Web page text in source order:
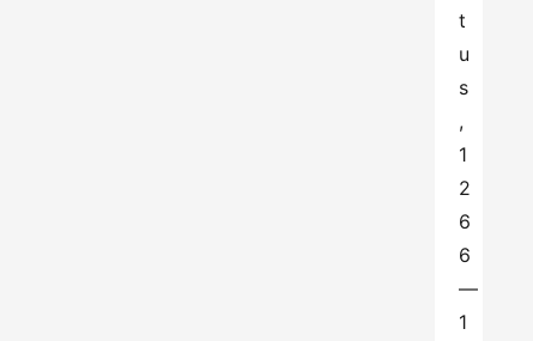
t
u
s
,
1
2
6
6
—
1